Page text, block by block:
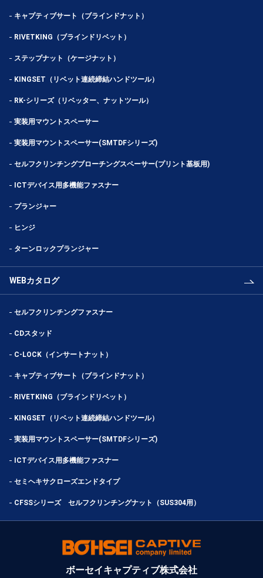
キャプティブサート（ブラインドナット）
RIVETKING（ブラインドリベット）
ステップナット（ケージナット）
KINGSET（リベット連続締結ハンドツール）
RK-シリーズ（リベッター、ナットツール）
実装用マウントスペーサー
実装用マウントスペーサー(SMTDFシリーズ)
セルフクリンチングブローチングスペーサー(プリント基板用)
ICTデバイス用多機能ファスナー
プランジャー
ヒンジ
ターンロックプランジャー
WEBカタログ
セルフクリンチングファスナー
CDスタッド
C-LOCK（インサートナット）
キャプティブサート（ブラインドナット）
RIVETKING（ブラインドリベット）
KINGSET（リベット連続締結ハンドツール）
実装用マウントスペーサー(SMTDFシリーズ)
ICTデバイス用多機能ファスナー
セミヘキサクローズエンドタイプ
CFSSシリーズ セルフクリンチングナット（SUS304用）
ボーセイキャプティブ株式会社